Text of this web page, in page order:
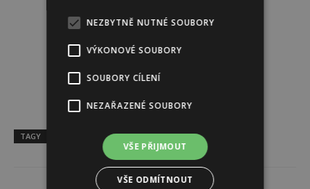
TAGY horoskop
NEZBYTNĚ NUTNÉ SOUBORY
VÝKONOVÉ SOUBORY
SOUBORY CÍLENÍ
NEZAŘAZENÉ SOUBORY
VŠE PŘIJMOUT
VŠE ODMÍTNOUT